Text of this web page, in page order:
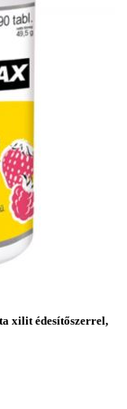
xilit édesítőszerrel,